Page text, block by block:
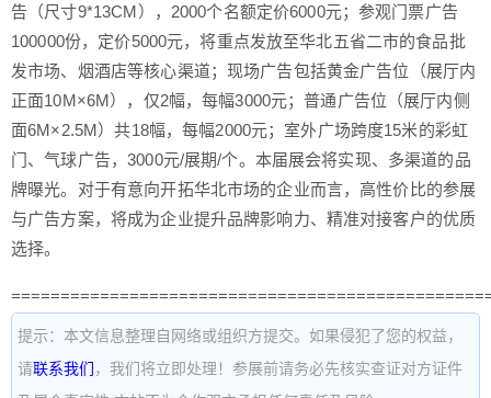
告（尺寸9*13CM），2000个名额定价6000元；参观门票广告
100000份，定价5000元，将重点发放至华北五省二市的食品批
发市场、烟酒店等核心渠道；现场广告包括黄金广告位（展厅内
正面10M×6M），仅2幅，每幅3000元；普通广告位（展厅内侧
面6M×2.5M）共18幅，每幅2000元；室外广场跨度15米的彩虹
门、气球广告，3000元/展期/个。 本届展会将实现、多渠道的品
牌曝光。对于有意向开拓华北市场的企业而言，高性价比的参展
与广告方案，将成为企业提升品牌影响力、精准对接客户的优质
选择。
提示：本文信息整理自网络或组织方提交。如果侵犯了您的权益，
请联系我们 ，我们将立即处理！参展前请务必先核实查证对方证件